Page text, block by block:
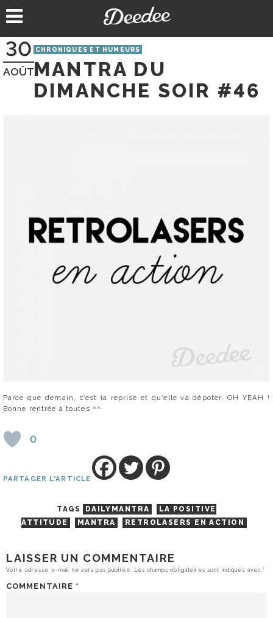
au
30
AOÛT
CHRONIQUES ET HUMEURS
MANTRA DU
DIMANCHE SOIR #46
Parce que demain, c’est la reprise et qu’elle va dépoter, OH YEAH !
Bonne rentrée à toutes ^^
0
PARTAGER L'ARTICLE
TAGS DAILYMANTRA
LA POSITIVE
ATTITUDE
MANTRA RETROLASERS EN ACTION
LAISSER UN COMMENTAIRE
Votre adresse e-mail ne sera pas publiée. Les champs obligatoires sont indiqués avec*
COMMENTAIRE *